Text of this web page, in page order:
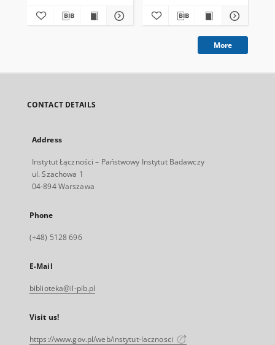
More
CONTACT DETAILS
Address
Instytut Łączności – Państwowy Instytut Badawczy
ul. Szachowa 1
04-894 Warszawa
Phone
(+48) 5128 696
E-Mail
biblioteka@il-pib.pl
Visit us!
https://www.gov.pl/web/instytut-lacznosci